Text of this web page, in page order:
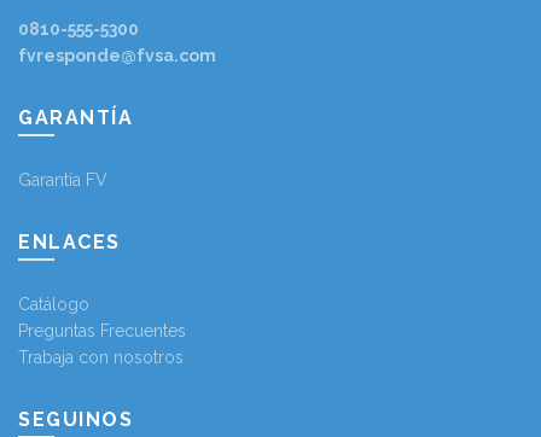
0810-555-5300
fvresponde@fvsa.com
GARANTÍA
Garantía FV
ENLACES
Catálogo
Preguntas Frecuentes
Trabaja con nosotros
SEGUINOS